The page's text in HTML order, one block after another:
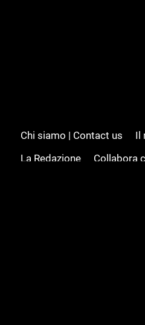
Chi siamo | Contact us
Il
La Redazione
Collabora